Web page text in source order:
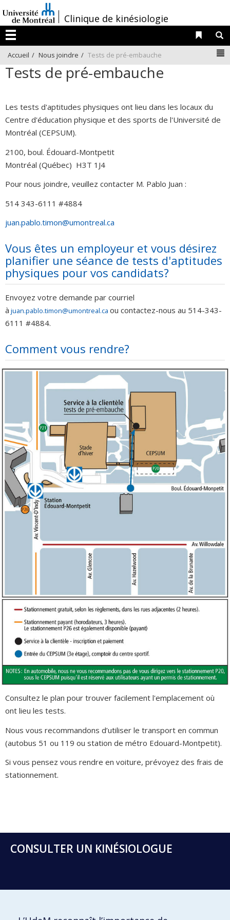
au
contenu
/
Clinique de kinésiologie
Menu
Liens
Accueil Nous joindre Tests de pré-embauche
Tests de pré-embauche
Les tests d'aptitudes physiques ont lieu dans les locaux du
Centre d'éducation physique et des sports de l'Université de
Montréal (CEPSUM).
2100, boul. Édouard-Montpetit
Montréal (Québec) H3T 1J4
Pour nous joindre, veuillez contacter M. Pablo Juan :
514 343-6111 #4884
juan.pablo.timon@umontreal.ca
Vous êtes un employeur et vous désirez
planifier une séance de tests d'aptitudes
physiques pour vos candidats?
Envoyez votre demande par courriel
à juan.pablo.timon@umontreal.ca ou contactez-nous au 514-343-
6111 #4884.
Comment vous rendre?
Consultez le plan pour trouver facilement l'emplacement où
ont lieu les tests.
Nous vous recommandons d’utiliser le transport en commun
(autobus 51 ou 119 ou station de métro Edouard-Montpetit).
Si vous pensez vous rendre en voiture, prévoyez des frais de
stationnement.
CONSULTER UN KINÉSIOLOGUE
Prenez un rendez-vous